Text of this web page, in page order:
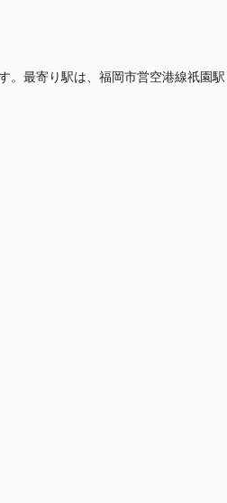
。最寄り駅は、福岡市営空港線祇園駅